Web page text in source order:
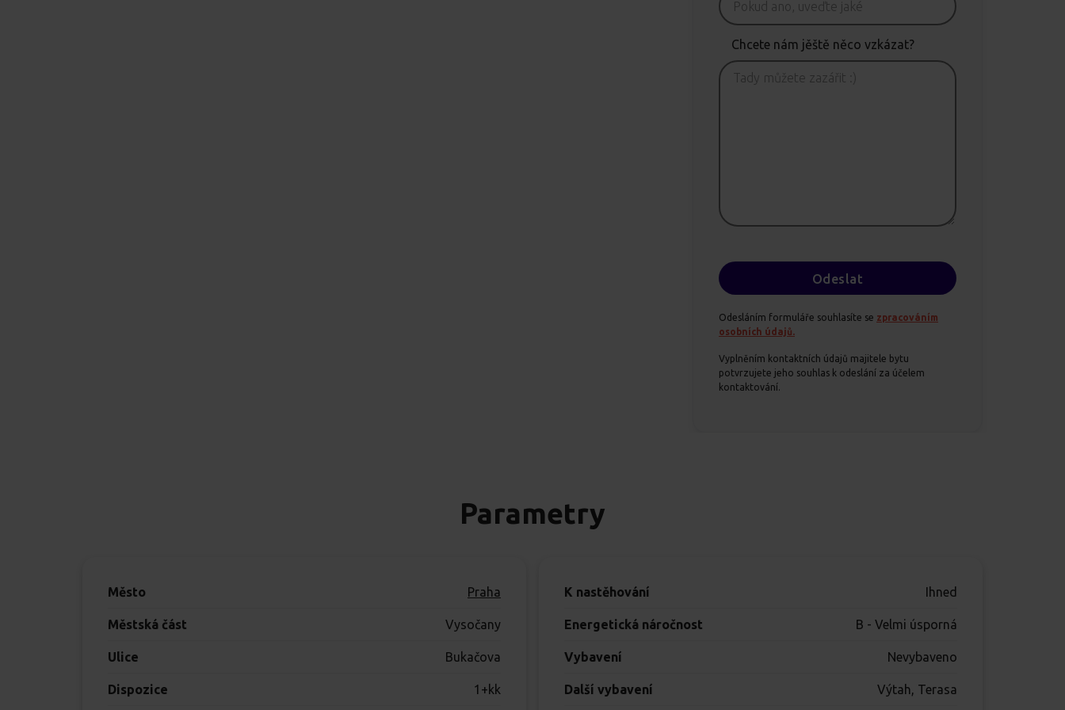
Chcete nám jěště něco vzkázat?
Odesláním formuláře souhlasíte se zpracováním
osobních údajů.
Vyplněním kontaktních údajů majitele bytu
potvrzujete jeho souhlas k odeslání za účelem
kontaktování.
Parametry
Město Praha
Městská část Vysočany
Ulice Bukačova
Dispozice 1+kk
K nastěhování Ihned
Energetická náročnost B - Velmi úsporná
Vybavení Nevybaveno
Další vybavení Výtah, Terasa